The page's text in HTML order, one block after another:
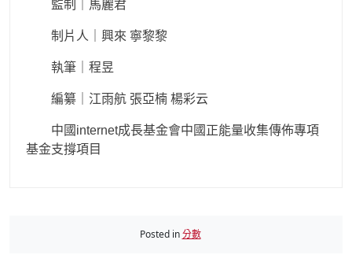
監制｜馬麗君
制片人｜興來 寧黎黎
執筆｜程昱
編纂｜江雨航 張亞楠 楊彩云
中國internet成長基金會中國正能量收集傳佈專項
基金支撐項目
Posted in分數